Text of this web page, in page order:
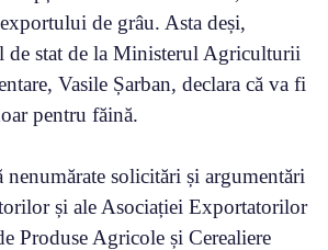
de grâu. Asta deși,
de stat de la Ministerul Agriculturii
Vasile Șarban, declara că va fi
pentru făină.
solicitări și argumentări
și ale Asociației Exportatorilor
Produse Agricole și Cerealiere